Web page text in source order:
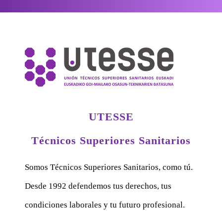
UTESSE
Técnicos Superiores Sanitarios
Somos Técnicos Superiores Sanitarios, como tú.
Desde 1992 defendemos tus derechos, tus
condiciones laborales y tu futuro profesional.